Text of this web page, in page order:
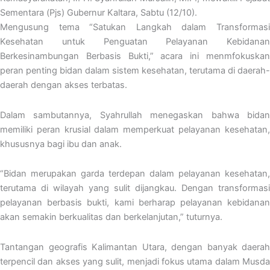
Sementara (Pjs) Gubernur Kaltara, Sabtu (12/10).
Mengusung tema “Satukan Langkah dalam Transformasi
Kesehatan untuk Penguatan Pelayanan Kebidanan
Berkesinambungan Berbasis Bukti,” acara ini menmfokuskan
peran penting bidan dalam sistem kesehatan, terutama di daerah-
daerah dengan akses terbatas.
Dalam sambutannya, Syahrullah menegaskan bahwa bidan
memiliki peran krusial dalam memperkuat pelayanan kesehatan,
khususnya bagi ibu dan anak.
“Bidan merupakan garda terdepan dalam pelayanan kesehatan,
terutama di wilayah yang sulit dijangkau. Dengan transformasi
pelayanan berbasis bukti, kami berharap pelayanan kebidanan
akan semakin berkualitas dan berkelanjutan,” tuturnya.
Tantangan geografis Kalimantan Utara, dengan banyak daerah
terpencil dan akses yang sulit, menjadi fokus utama dalam Musda